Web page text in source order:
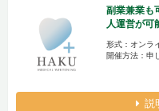
副業兼業も
人運営が可
形式：オンラ
開催方法：申
説